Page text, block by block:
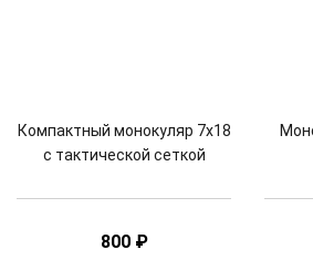
Компактный монокуляр 7x18
с тактической сеткой
800 ₽